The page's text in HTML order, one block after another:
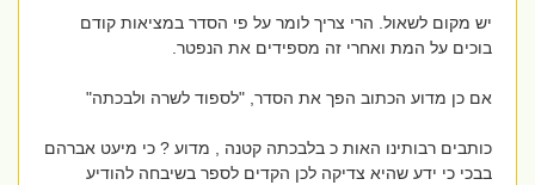
יש מקום לשאול. הרי צריך לומר על פי הסדר במציאות קודם
בוכים על המת ואחרי זה מספידים את הנפטר.
אם כן מדוע הכתוב הפך את הסדר, "לספוד לשרה ולבכתה"
כותבים רבותינו האות כ בלבכתה קטנה , מדוע ? כי מיעט אברהם
בבכי כי ידע שהיא צדיקה לכן הקדים לספר בשיבחה להודיע